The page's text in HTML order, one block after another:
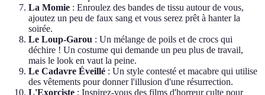
La Momie : Enroulez des bandes de tissu autour de vous,
ajoutez un peu de faux sang et vous serez prêt à hanter la
soirée.
Le Loup-Garou : Un mélange de poils et de crocs qui
déchire ! Un costume qui demande un peu plus de travail,
mais le look en vaut la peine.
Le Cadavre Éveillé : Un style contesté et macabre qui utilise
des vêtements pour donner l'illusion d'une résurrection.
L'Exorciste : Inspirez-vous des films d'horreur culte pour